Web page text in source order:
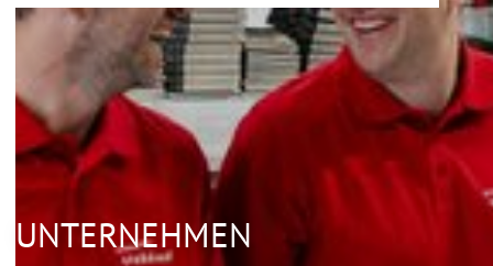
UNTERNEHMEN